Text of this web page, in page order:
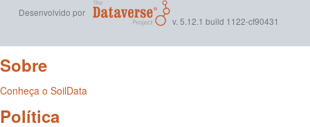
Desenvolvido por
v. 5.12.1 build 1122-cf90431
Sobre
Conheça o SoilData
Política